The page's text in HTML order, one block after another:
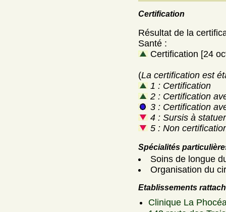
Certification
Résultat de la
Santé :
Certification [24
(La certification est
1 : Certification
2 : Certification
3 : Certification
4 : Sursis à statuer
5 : Non
Spécialités
Soins de longue
Organisation du
Etablissements
Clinique La